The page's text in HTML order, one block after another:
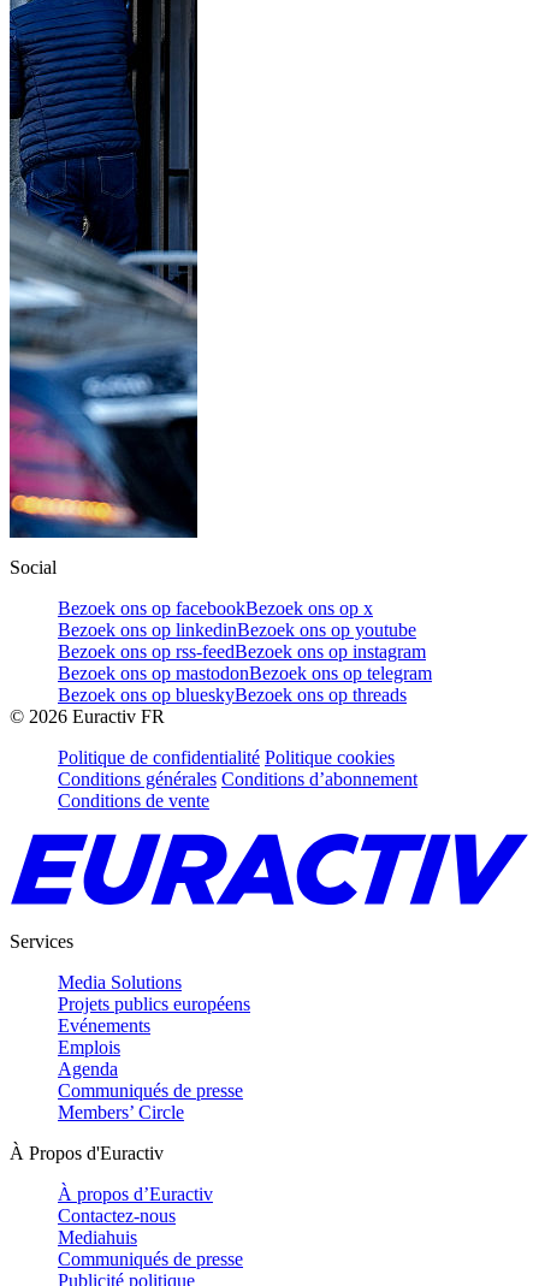
Social
Bezoek ons op facebookBezoek ons op x
Bezoek ons op linkedinBezoek ons op youtube
Bezoek ons op rss-feedBezoek ons op instagram
Bezoek ons op mastodonBezoek ons op telegram
Bezoek ons op blueskyBezoek ons op threads
© 2026 Euractiv FR
Politique de confidentialité Politique cookies
Conditions générales Conditions d’abonnement
Conditions de vente
Services
Media Solutions
Projets publics européens
Evénements
Emplois
Agenda
Communiqués de presse
Members’ Circle
À Propos d'Euractiv
À propos d’Euractiv
Contactez-nous
Mediahuis
Communiqués de presse
Publicité politique